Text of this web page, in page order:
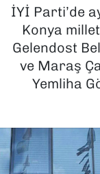
İYİ Parti’de
Konya
Gelendost
ve Maraş
Yemliha
KÜLTÜR
MAGAZİN
POLİTİKA
Son
Haber